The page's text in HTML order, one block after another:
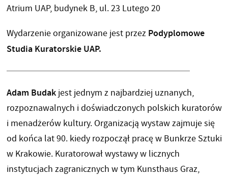
Atrium UAP, budynek B, ul. 23 Lutego 20
Wydarzenie organizowane jest przezPodyplomowe
Studia Kuratorskie UAP.
Adam Budakjest jednym z najbardziej uznanych,
rozpoznawalnych i doświadczonych polskich kuratorów
i menadżerów kultury. Organizacją wystaw zajmuje się
od końca lat 90. kiedy rozpoczął pracę w Bunkrze Sztuki
w Krakowie. Kuratorował wystawy w licznych
instytucjach zagranicznych w tym Kunsthaus Graz,